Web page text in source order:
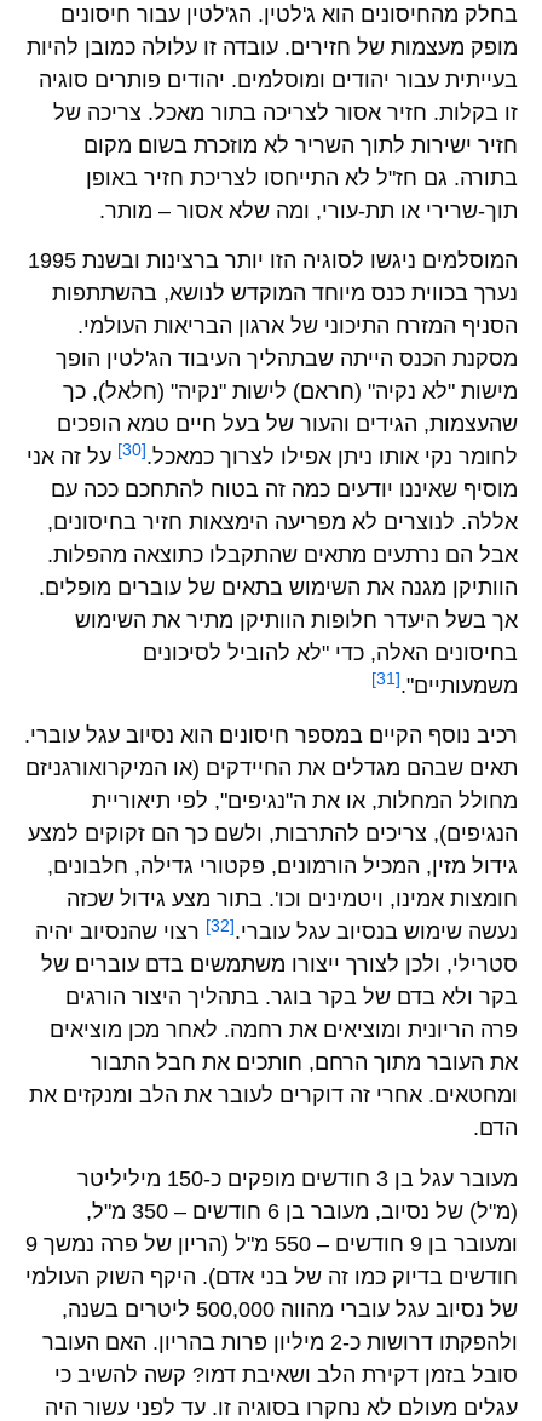
בחלק מהחיסונים הוא ג'לטין. הג'לטין עבור חיסונים
מופק מעצמות של חזירים. עובדה זו עלולה כמובן להיות
בעייתית עבור יהודים ומוסלמים. יהודים פותרים סוגיה
זו בקלות. חזיר אסור לצריכה בתור מאכל. צריכה של
חזיר ישירות לתוך השריר לא מוזכרת בשום מקום
בתורה. גם חז"ל לא התייחסו לצריכת חזיר באופן
תוך-שרירי או תת-עורי, ומה שלא אסור – מותר.
המוסלמים ניגשו לסוגיה הזו יותר ברצינות ובשנת 1995
נערך בכווית כנס מיוחד המוקדש לנושא, בהשתתפות
הסניף המזרח התיכוני של ארגון הבריאות העולמי.
מסקנת הכנס הייתה שבתהליך העיבוד הג'לטין הופך
מישות "לא נקיה" (חראם) לישות "נקיה" (חלאל), כך
שהעצמות, הגידים והעור של בעל חיים טמא הופכים
לחומר נקי אותו ניתן אפילו לצרוך כמאכל. [30]
על זה אני
מוסיף שאיננו יודעים כמה זה בטוח להתחכם ככה עם
אללה. לנוצרים לא מפריעה הימצאות חזיר בחיסונים,
אבל הם נרתעים מתאים שהתקבלו כתוצאה מהפלות.
הוותיקן מגנה את השימוש בתאים של עוברים מופלים.
אך בשל היעדר חלופות הוותיקן מתיר את השימוש
בחיסונים האלה, כדי "לא להוביל לסיכונים
משמעותיים". [31]
רכיב נוסף הקיים במספר חיסונים הוא נסיוב עגל עוברי.
תאים שבהם מגדלים את החיידקים (או המיקרואורגניזם
מחולל המחלות, או את ה"נגיפים", לפי תיאוריית
הנגיפים), צריכים להתרבות, ולשם כך הם זקוקים למצע
גידול מזין, המכיל הורמונים, פקטורי גדילה, חלבונים,
חומצות אמינו, ויטמינים וכו'. בתור מצע גידול שכזה
נעשה שימוש בנסיוב עגל עוברי.[32]
רצוי שהנסיוב יהיה
סטרילי, ולכן לצורך ייצורו משתמשים בדם עוברים של
בקר ולא בדם של בקר בוגר. בתהליך היצור הורגים
פרה הריונית ומוציאים את רחמה. לאחר מכן מוציאים
את העובר מתוך הרחם, חותכים את חבל התבור
ומחטאים. אחרי זה דוקרים לעובר את הלב ומנקזים את
הדם.
מעובר עגל בן 3 חודשים מופקים כ-150 מיליליטר
(מ"ל) של נסיוב, מעובר בן 6 חודשים – 350 מ"ל,
ומעובר בן 9 חודשים – 550 מ"ל (הריון של פרה נמשך 9
חודשים בדיוק כמו זה של בני אדם). היקף השוק העולמי
של נסיוב עגל עוברי מהווה 500,000 ליטרים בשנה,
ולהפקתו דרושות כ-2 מיליון פרות בהריון. האם העובר
סובל בזמן דקירת הלב ושאיבת דמו? קשה להשיב כי
עגלים מעולם לא נחקרו בסוגיה זו. עד לפני עשור היה